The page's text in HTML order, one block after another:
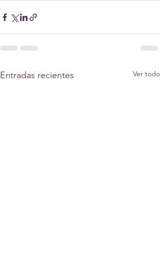
Entradas recientes Ver todo